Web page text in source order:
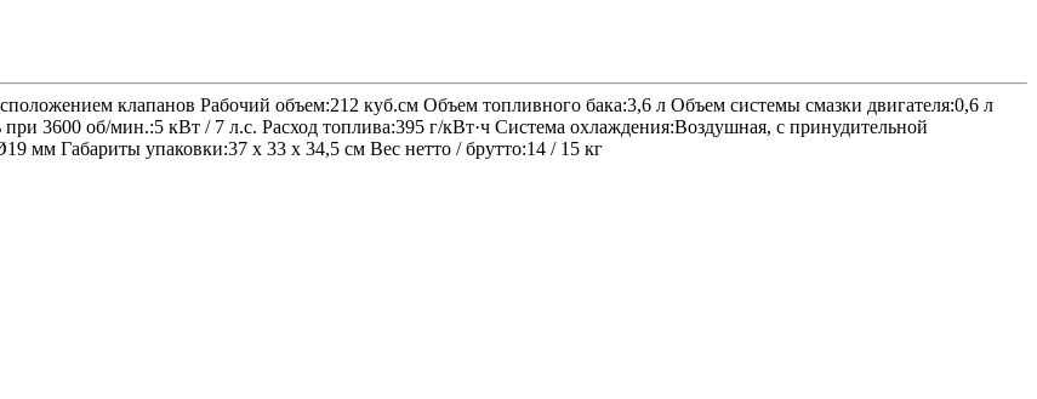
клапанов Рабочий объем:212 куб.см Объем топливного бака:3,6 л Объем системы смазки двигателя:0,6 л
3600 об/мин.:5 кВт / 7 л.с. Расход топлива:395 г/кВт·ч Система охлаждения:Воздушная, с принудительной
мм Габариты упаковки:37 x 33 x 34,5 см Вес нетто / брутто:14 / 15 кг